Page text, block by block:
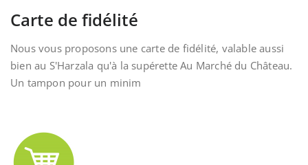
Carte de fidélité
Nous vous proposons une carte de fidélité, valable aussi
bien au S'Harzala qu'à la supérette Au Marché du Château.
Un tampon pour un minim